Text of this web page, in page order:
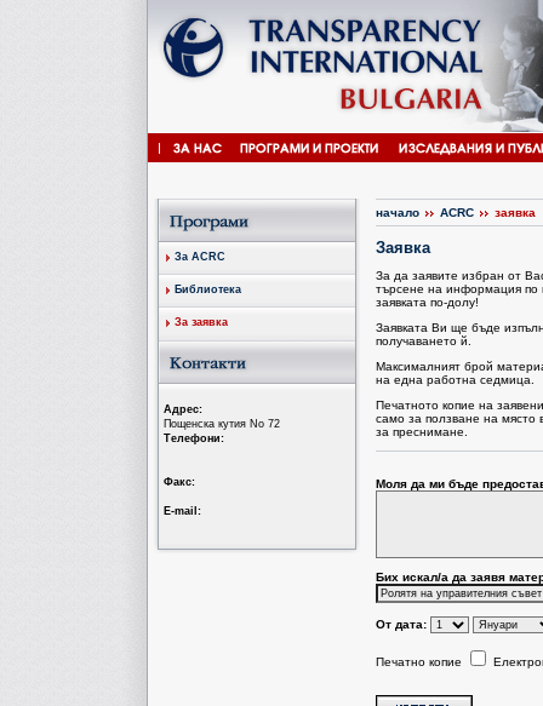
За ACRC
Библиотека
За заявка
Aдрес:
Пощенска кутия No 72
Tелефони:
Факс:
Е-mail:
начало ACRC заявка
Заявка
За да заявите избран от
търсене на информация по
заявката по-долу!
Заявката Ви ще бъде
получаването й.
Максималният брой
на една работна седмица.
Печатното копие на
само за ползване на място
за преснимане.
Моля да ми бъде
Бих искал/a да заявя
От дата:
Печатно копие